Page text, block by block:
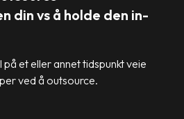
din vs å holde den in-
et eller annet tidspunkt veie
ved å outsource.